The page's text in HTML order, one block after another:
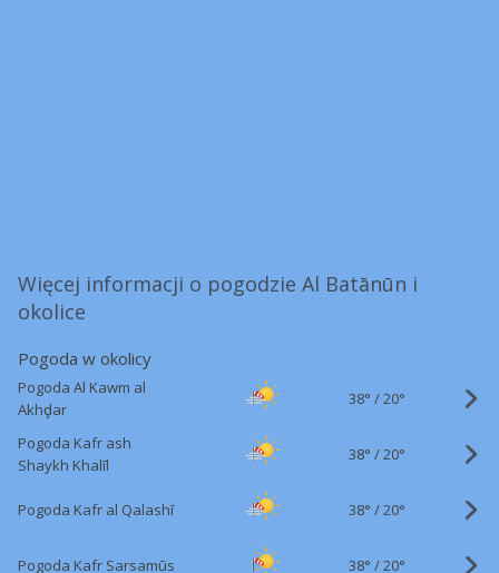
Więcej informacji o pogodzie Al Batānūn i
okolice
Pogoda w okolicy
Pogoda Al Kawm al
Akhḑar
38° /20°
Pogoda Kafr ash
Shaykh Khalīl
38° /20°
Pogoda Kafr al Qalashī 38° /20°
Pogoda Kafr Sarsamūs 38° /20°